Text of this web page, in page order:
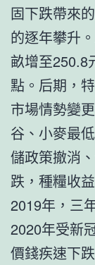
固下跌帶來
的逐年攀升
畝增至250.8
點。后期，
市場情勢變
谷、小麥最
儲政策撤消
跌，種糧收
2019年，三
2020年受新
價錢疾速下